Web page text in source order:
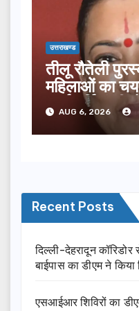
उत्तराखण्ड
तीलू रौतेली
महिलाओं का
कार्यकर्तियां भी
AUG 6, 2026
Recent Posts
दिल्ली-देहरादून
बाईपास का डीएम ने किया
एसआईआर शिविरों का